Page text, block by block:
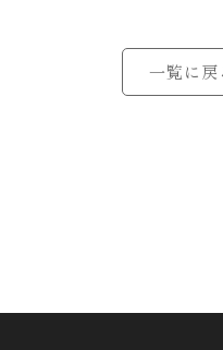
一覧に戻